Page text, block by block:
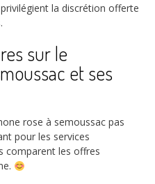
la discrétion offerte
sur le
et ses
rose à semoussac pas
pour les services
comparent les offres